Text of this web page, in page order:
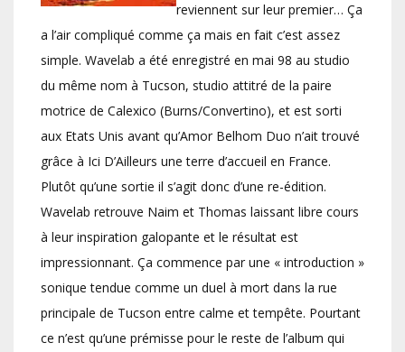
reviennent sur leur premier… Ça
a l’air compliqué comme ça mais en fait c’est assez
simple. Wavelab a été enregistré en mai 98 au studio
du même nom à Tucson, studio attitré de la paire
motrice de Calexico (Burns/Convertino), et est sorti
aux Etats Unis avant qu’Amor Belhom Duo n’ait trouvé
grâce à Ici D’Ailleurs une terre d’accueil en France.
Plutôt qu’une sortie il s’agit donc d’une re-édition.
Wavelab retrouve Naim et Thomas laissant libre cours
à leur inspiration galopante et le résultat est
impressionnant. Ça commence par une « introduction »
sonique tendue comme un duel à mort dans la rue
principale de Tucson entre calme et tempête. Pourtant
ce n’est qu’une prémisse pour le reste de l’album qui